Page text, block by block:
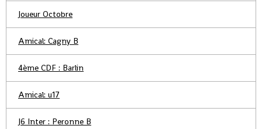
Joueur Octobre
Amical: Cagny B
4ème CDF : Barlin
Amical: u17
J6 Inter : Peronne B